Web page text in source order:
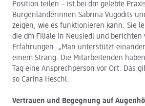
Position teilen – ist bei dm gelebte
Burgenländerinnen Sabrina Vugodits
zeigen, wie es funktionieren kann. Sie
die dm Filiale in Neusiedl und berichten
Erfahrungen. „Man unterstützt
einem Strang. Die Mitarbeitenden
Tag eine Ansprechperson vor Ort. Das
so Carina Heschl.
Vertrauen und Begegnung auf